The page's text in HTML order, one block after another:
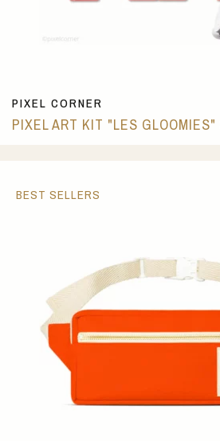
PIXEL CORNER
PIXEL ART KIT "LES GLOOMIES"
BEST SELLERS